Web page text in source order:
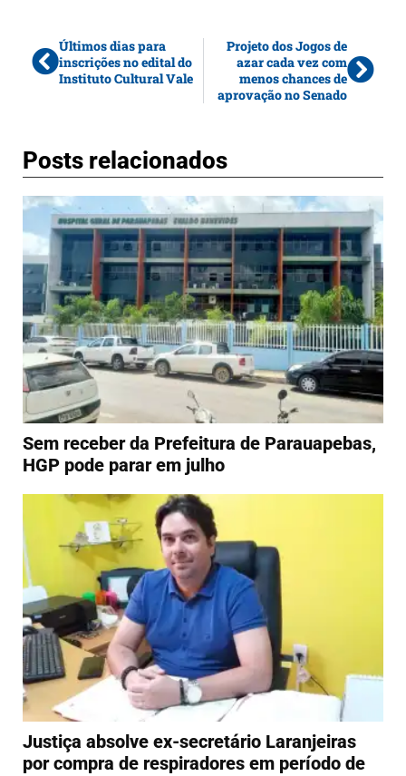
Últimos dias para
inscrições no edital do
Instituto Cultural Vale
Projeto dos Jogos de
azar cada vez com
menos chances de
aprovação no Senado
Posts relacionados
Sem receber da Prefeitura de Parauapebas,
HGP pode parar em julho
Justiça absolve ex-secretário Laranjeiras
por compra de respiradores em período de